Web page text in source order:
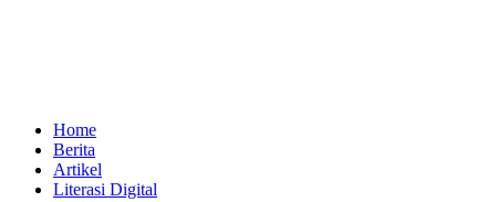
Home
Berita
Artikel
Literasi Digital